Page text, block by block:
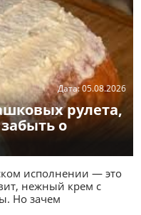
рулета,
о
Дата:05.08.2026
исполнении — это
нежный крем с
Но зачем